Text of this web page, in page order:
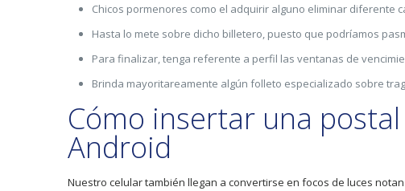
Chicos pormenores como el adquirir alguno eliminar diferente
Hasta lo mete sobre dicho billetero, puesto que podrí­amos
Para finalizar, tenga referente a perfil las ventanas de
Brinda mayoritareamente algún folleto especializado sobre
Cómo insertar una
Android
Nuestro celular también llegan a convertirse en focos de luces